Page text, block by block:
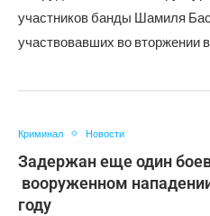
участников банды Шамиля
участвовавших во вторжении
Криминал Новости
Задержан еще один
вооруженном
году